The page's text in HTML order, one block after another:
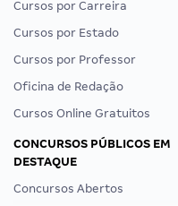
Cursos por Carreira
Cursos por Estado
Cursos por Professor
Oficina de Redação
Cursos Online Gratuitos
CONCURSOS PÚBLICOS EM
DESTAQUE
Concursos Abertos